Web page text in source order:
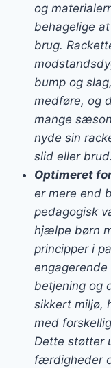
og
behagelige
brug.
bump og
medføre, og
mange
nyde sin
slid eller brud.
Optimeret
er mere end
pedagogisk
hjælpe børn
principper i
betjening og
sikkert miljø,
med
Dette støtter
færdigheder